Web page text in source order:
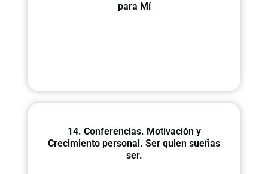
para Mí
14. Conferencias. Motivación y
Crecimiento personal. Ser quien sueñas
ser.